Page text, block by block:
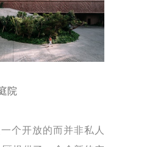
院
一个开放的而并非私人